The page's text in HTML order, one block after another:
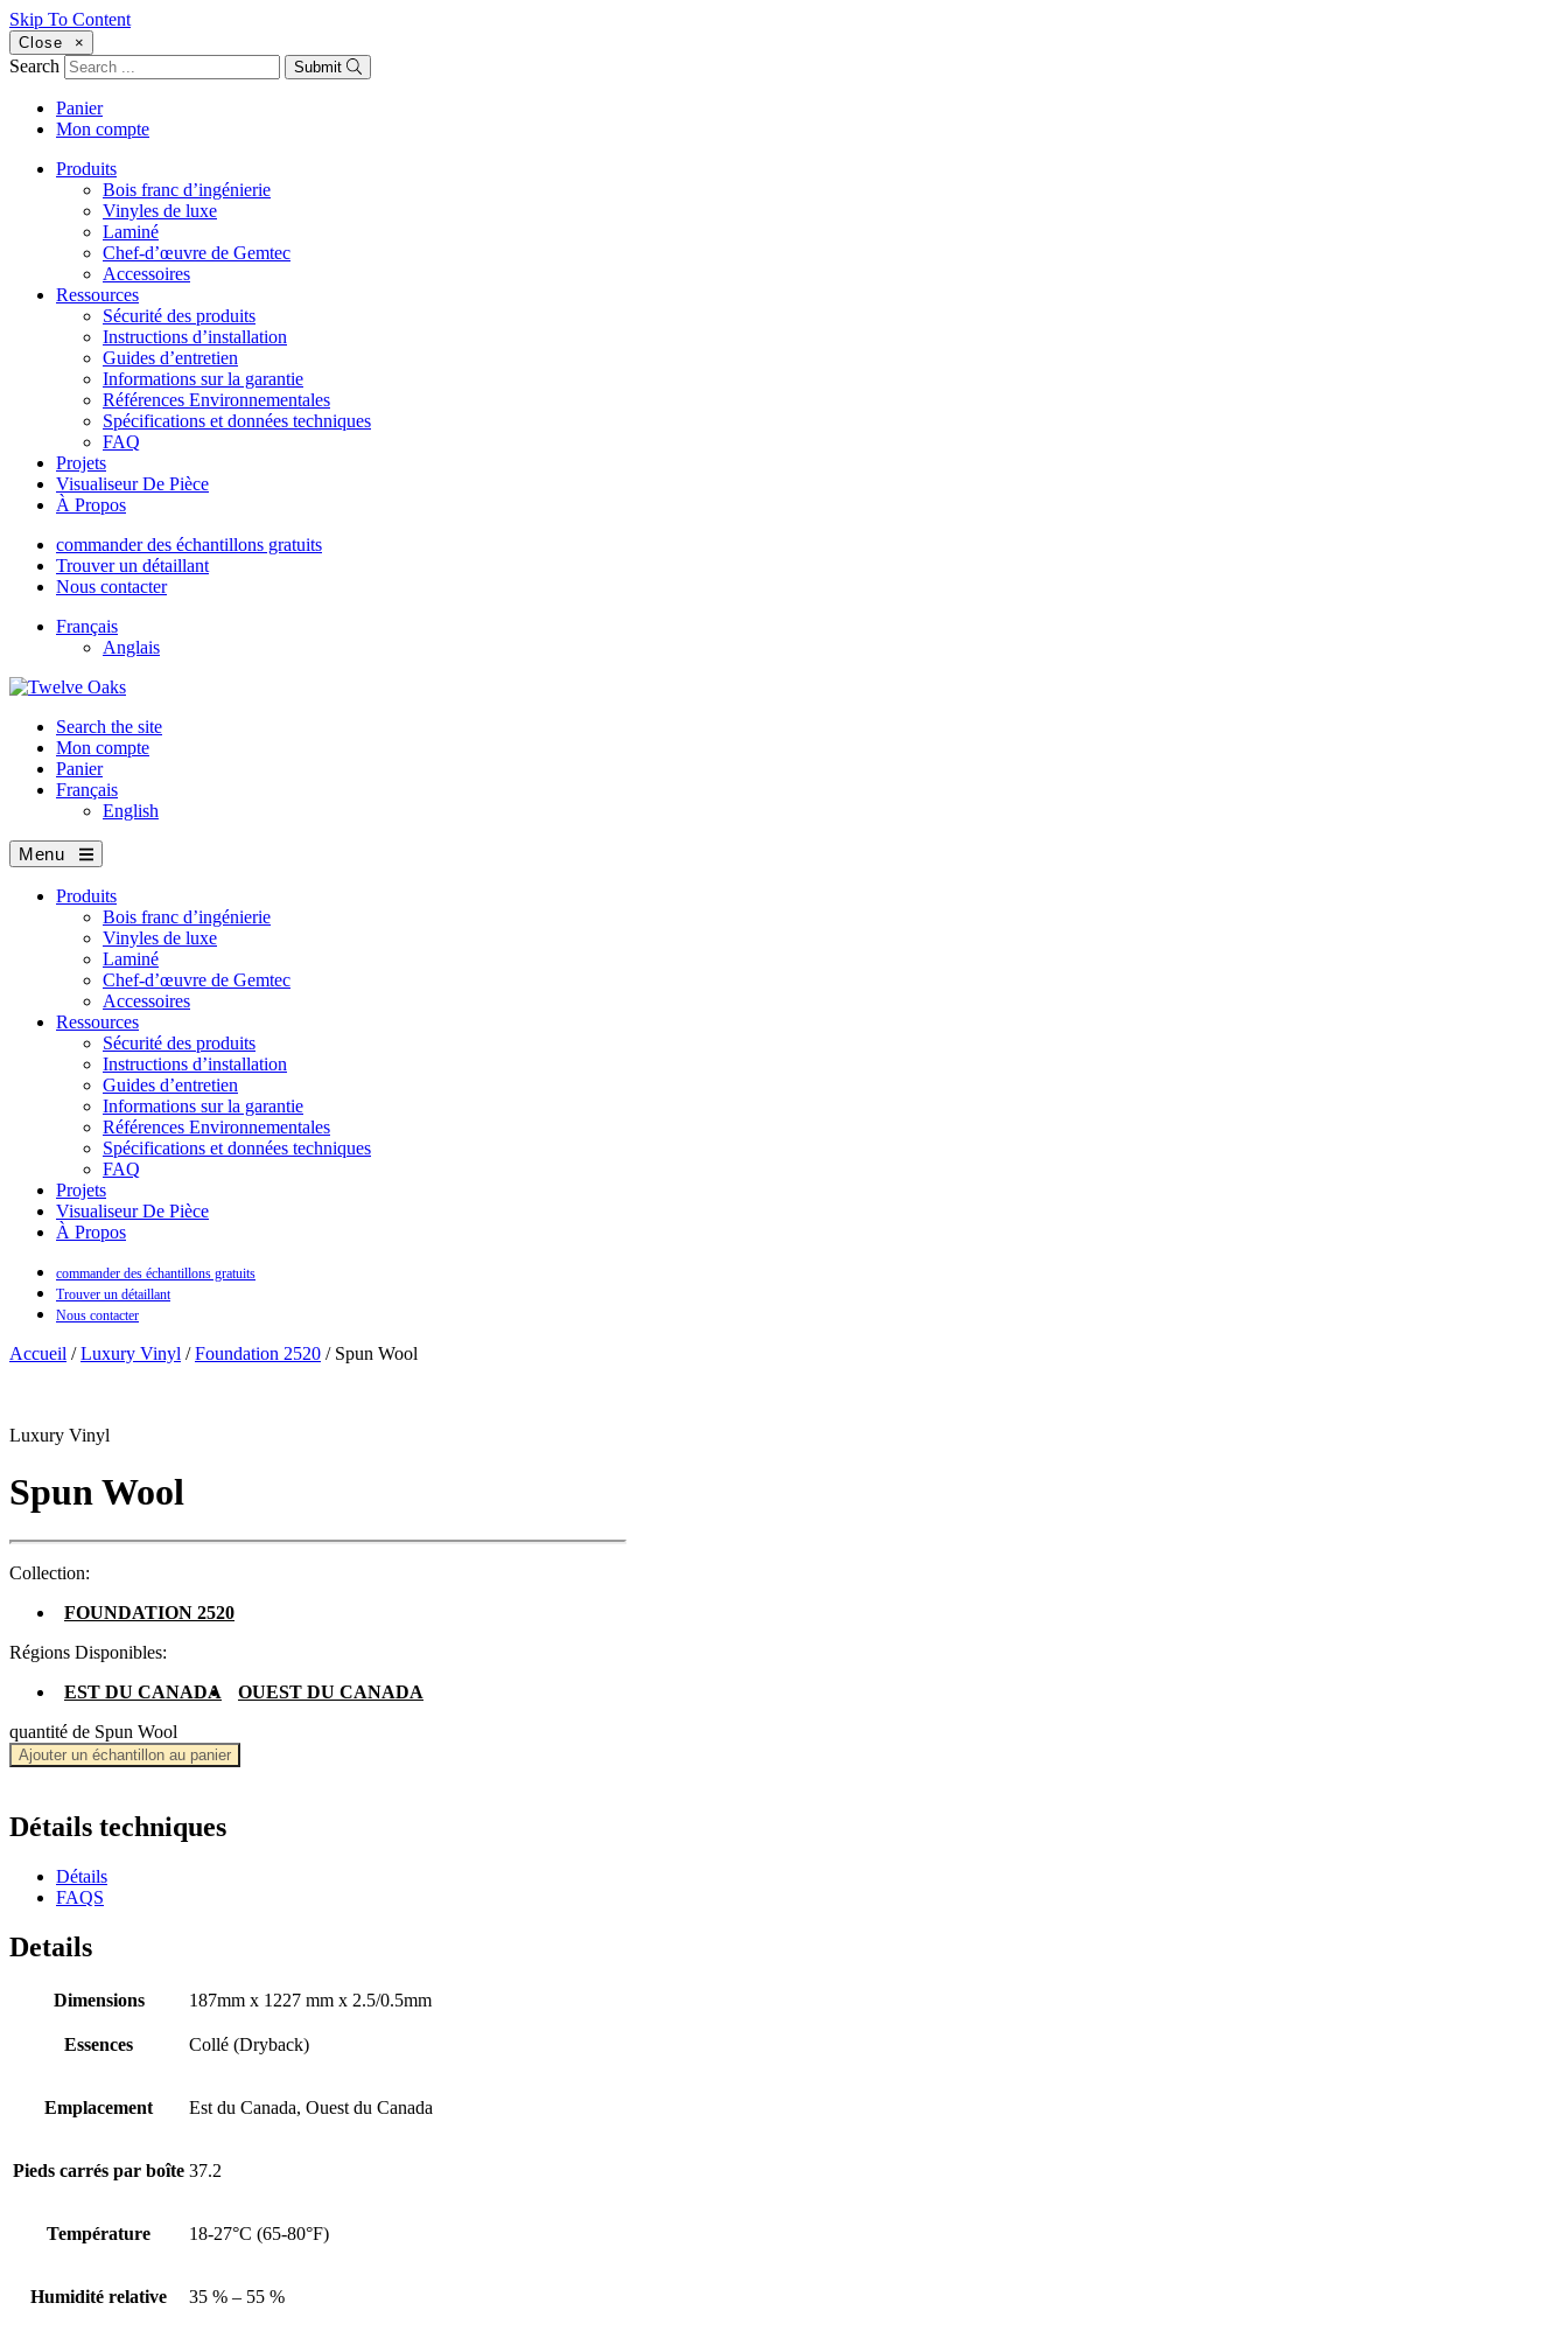
Skip To Content
Close ×
Search Submit
Panier
Mon compte
Produits
Bois franc d’ingénierie
Vinyles de luxe
Laminé
Chef-d’œuvre de Gemtec
Accessoires
Ressources
Sécurité des produits
Instructions d’installation
Guides d’entretien
Informations sur la garantie
Références Environnementales
Spécifications et données techniques
FAQ
Projets
Visualiseur De Pièce
À Propos
commander des échantillons gratuits
Trouver un détaillant
Nous contacter
Français
Anglais
Search the site
Mon compte
Panier
Français
English
Menu
Produits
Bois franc d’ingénierie
Vinyles de luxe
Laminé
Chef-d’œuvre de Gemtec
Accessoires
Ressources
Sécurité des produits
Instructions d’installation
Guides d’entretien
Informations sur la garantie
Références Environnementales
Spécifications et données techniques
FAQ
Projets
Visualiseur De Pièce
À Propos
commander des échantillons gratuits
Trouver un détaillant
Nous contacter
Accueil /Luxury Vinyl /Foundation 2520 / Spun Wool
Luxury Vinyl
Spun Wool
Collection:
FOUNDATION 2520
Régions Disponibles:
EST DU CANADA
OUEST DU CANADA
quantité de Spun Wool
Ajouter un échantillon au panier
Détails techniques
Détails
FAQS
Details
Dimensions 187mm x 1227 mm x 2.5/0.5mm
Essences Collé (Dryback)
Emplacement Est du Canada, Ouest du Canada
Pieds carrés par boîte 37.2
Température 18-27°C (65-80°F)
Humidité relative 35 % – 55 %